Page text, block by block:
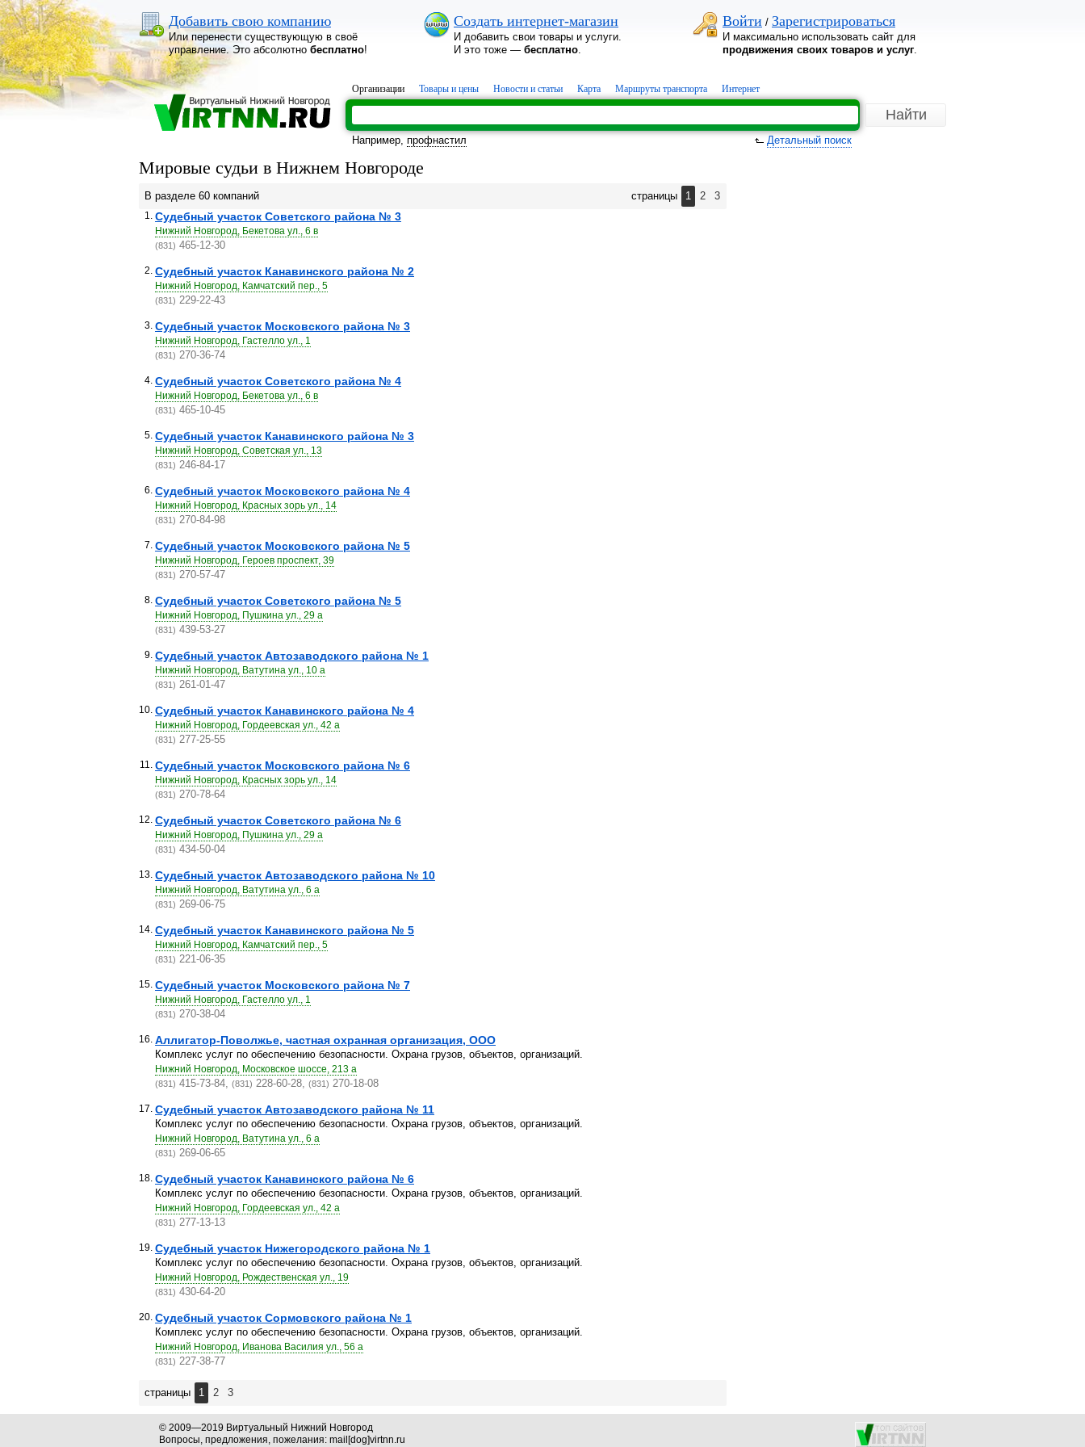
Добавить свою компанию
Или перенести существующую в своё
управление. Это абсолютно бесплатно!
Создать интернет-магазин
И добавить свои товары и услуги.
И это тоже — бесплатно.
Войти / Зарегистрироваться
И максимально использовать сайт для
продвижения своих товаров и услуг.
Организации Товары и цены Новости и статьи Карта Маршруты транспорта Интернет
Например, профнастил Детальный поиск
Мировые судьи в Нижнем Новгороде
В разделе 60 компаний страницы 1 2 3
1. Судебный участок Советского района № 3
Нижний Новгород, Бекетова ул., 6 в
(831) 465-12-30
2. Судебный участок Канавинского района № 2
Нижний Новгород, Камчатский пер., 5
(831) 229-22-43
3. Судебный участок Московского района № 3
Нижний Новгород, Гастелло ул., 1
(831) 270-36-74
4. Судебный участок Советского района № 4
Нижний Новгород, Бекетова ул., 6 в
(831) 465-10-45
5. Судебный участок Канавинского района № 3
Нижний Новгород, Советская ул., 13
(831) 246-84-17
6. Судебный участок Московского района № 4
Нижний Новгород, Красных зорь ул., 14
(831) 270-84-98
7. Судебный участок Московского района № 5
Нижний Новгород, Героев проспект, 39
(831) 270-57-47
8. Судебный участок Советского района № 5
Нижний Новгород, Пушкина ул., 29 а
(831) 439-53-27
9. Судебный участок Автозаводского района № 1
Нижний Новгород, Ватутина ул., 10 а
(831) 261-01-47
10. Судебный участок Канавинского района № 4
Нижний Новгород, Гордеевская ул., 42 а
(831) 277-25-55
11. Судебный участок Московского района № 6
Нижний Новгород, Красных зорь ул., 14
(831) 270-78-64
12. Судебный участок Советского района № 6
Нижний Новгород, Пушкина ул., 29 а
(831) 434-50-04
13. Судебный участок Автозаводского района № 10
Нижний Новгород, Ватутина ул., 6 а
(831) 269-06-75
14. Судебный участок Канавинского района № 5
Нижний Новгород, Камчатский пер., 5
(831) 221-06-35
15. Судебный участок Московского района № 7
Нижний Новгород, Гастелло ул., 1
(831) 270-38-04
16. Аллигатор-Поволжье, частная охранная организация, ООО
Комплекс услуг по обеспечению безопасности. Охрана грузов, объектов, организаций.
Нижний Новгород, Московское шоссе, 213 а
(831) 415-73-84, (831) 228-60-28, (831) 270-18-08
17. Судебный участок Автозаводского района № 11
Комплекс услуг по обеспечению безопасности. Охрана грузов, объектов, организаций.
Нижний Новгород, Ватутина ул., 6 а
(831) 269-06-65
18. Судебный участок Канавинского района № 6
Комплекс услуг по обеспечению безопасности. Охрана грузов, объектов, организаций.
Нижний Новгород, Гордеевская ул., 42 а
(831) 277-13-13
19. Судебный участок Нижегородского района № 1
Комплекс услуг по обеспечению безопасности. Охрана грузов, объектов, организаций.
Нижний Новгород, Рождественская ул., 19
(831) 430-64-20
20. Судебный участок Сормовского района № 1
Комплекс услуг по обеспечению безопасности. Охрана грузов, объектов, организаций.
Нижний Новгород, Иванова Василия ул., 56 а
(831) 227-38-77
страницы 1 2 3
© 2009—2019 Виртуальный Нижний Новгород
Вопросы, предложения, пожелания: mail[dog]virtnn.ru